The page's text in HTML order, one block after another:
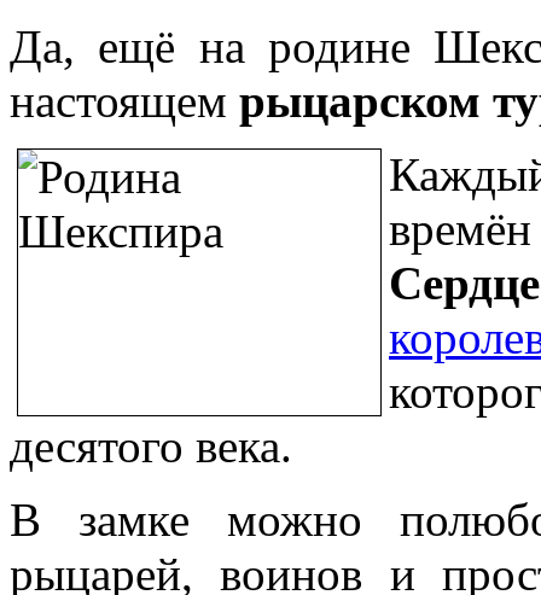
Да, ещё на родине
настоящем рыцарском
Сердце
десятого века.
В замке можно
рыцарей, воинов и